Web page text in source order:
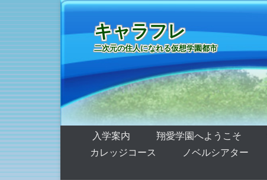
キャラフレ
二次元の住人になれる仮想学園都市
第1メニュー
コンテンツへ移動
入学案内 翔愛学園へようこそ
カレッジコース
ノベルシアター